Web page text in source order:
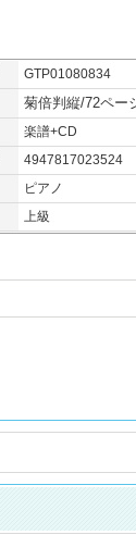
GTP01080834
菊倍判縦/72ペー
楽譜+CD
4947817023524
ピアノ
上級